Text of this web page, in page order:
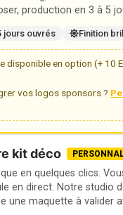
production en 3 à 5
jours ouvrés Finition
disponible en option (+ 10
vos logos sponsors ?
kit déco
en quelques clics.
en direct. Notre studio
une maquette à valider